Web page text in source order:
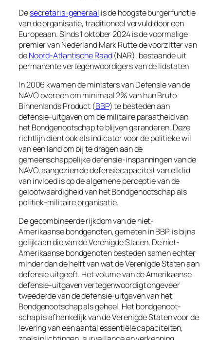
Desecretaris-generaal is de hoogste burgerfunctie
van de organisatie, traditioneel vervuld door een
Europeaan. Sinds 1 oktober 2024 is de voormalige
premier van Nederland Mark Rutte de voorzitter van
deNoord-Atlantische Raad(NAR), bestaande uit
permanente vertegenwoordigers van de lidstaten
In 2006 kwamen de ministers van Defensie van de
NAVO overeen om minimaal 2% van hun Bruto
Binnenlands Product (BBP) te besteden aan
defensie-uitgaven om de militaire paraatheid van
het Bondgenootschap te blijven garanderen. Deze
richtlijn dient ook als indicator voor de politieke wil
van een land om bij te dragen aan de
gemeenschappelijke defensie-inspanningen van de
NAVO, aangezien de defensiecapaciteit van elk lid
van invloed is op de algemene perceptie van de
geloofwaardigheid van het Bondgenootschap als
politiek-militaire organisatie.
De gecombineerde rijkdom van de niet-
Amerikaanse bondgenoten, gemeten in BBP, is bijna
gelijk aan die van de Verenigde Staten. De niet-
Amerikaanse bondgenoten besteden samen echter
minder dan de helft van wat de Verenigde Staten aan
defensie uitgeeft. Het volume van de Amerikaanse
defensie-uitgaven vertegenwoordigt ongeveer
tweederde van de defensie-uitgaven van het
Bondgenootschap als geheel. Het bondgenoot-
schap is afhankelijk van de Verenigde Staten voor de
levering van een aantal essentiële capaciteiten,